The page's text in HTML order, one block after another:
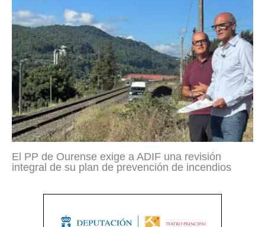
El PP de Ourense exige a ADIF una revisión
integral de su plan de prevención de incendios